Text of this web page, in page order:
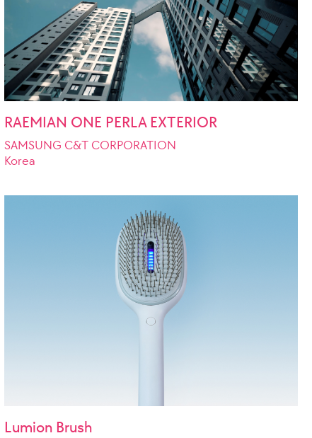
RAEMIAN ONE PERLA EXTERIOR
SAMSUNG C&T CORPORATION
Korea
Lumion Brush